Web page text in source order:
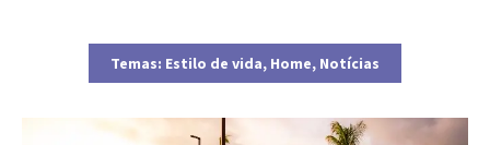
Temas: Estilo de vida, Home, Notícias